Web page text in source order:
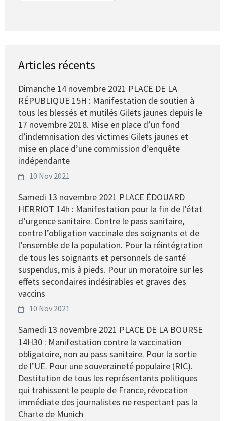
Articles récents
Dimanche 14 novembre 2021 PLACE DE LA
RÉPUBLIQUE 15H : Manifestation de soutien à
tous les blessés et mutilés Gilets jaunes depuis le
17 novembre 2018. Mise en place d’un fond
d’indemnisation des victimes Gilets jaunes et
mise en place d’une commission d’enquête
indépendante
10 Nov 2021
Samedi 13 novembre 2021 PLACE ÉDOUARD
HERRIOT 14h : Manifestation pour la fin de l’état
d’urgence sanitaire. Contre le pass sanitaire,
contre l’obligation vaccinale des soignants et de
l’ensemble de la population. Pour la réintégration
de tous les soignants et personnels de santé
suspendus, mis à pieds. Pour un moratoire sur les
effets secondaires indésirables et graves des
vaccins
10 Nov 2021
Samedi 13 novembre 2021 PLACE DE LA BOURSE
14H30 : Manifestation contre la vaccination
obligatoire, non au pass sanitaire. Pour la sortie
de l’UE. Pour une souveraineté populaire (RIC).
Destitution de tous les représentants politiques
qui trahissent le peuple de France, révocation
immédiate des journalistes ne respectant pas la
Charte de Munich